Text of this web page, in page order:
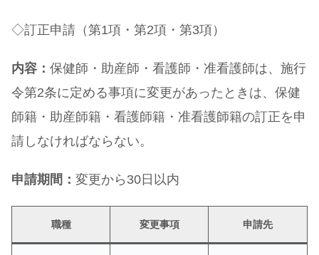
◇訂正申請（第1項・第2項・第3項）
内容： 保健師・助産師・看護師・准看護師は、施行
令第2条に定める事項に変更があったときは、保健
師籍・助産師籍・看護師籍・准看護師籍の訂正を申
請しなければならない。
申請期間： 変更から30日以内
職種 変更事項 申請先